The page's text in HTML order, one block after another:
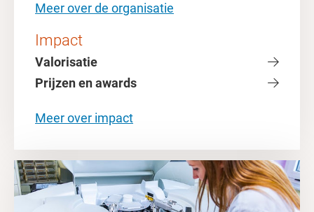
Meer over de organisatie
Impact
Valorisatie
Prijzen en awards
Meer over impact